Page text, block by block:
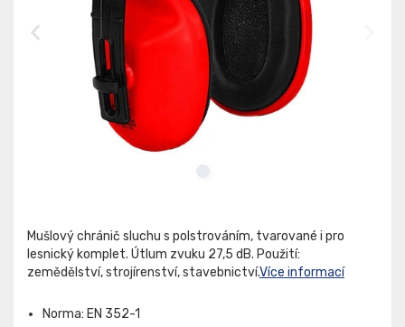
Mušlový chránič sluchu s polstrováním, tvarované i pro
lesnický komplet. Útlum zvuku 27,5 dB. Použití:
zemědělství, strojírenství, stavebnictví.Více informací
Norma: EN 352-1